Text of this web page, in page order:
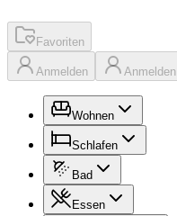
Favoriten
Anmelden Anmelden
Wohnen
Schlafen
Bad
Essen